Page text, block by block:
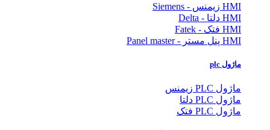
HMI زیمنس - Siemens
HMI دلتا - Delta
HMI فتک - Fatek
HMI پنل مستر - Panel master
ماژول plc
ماژول PLC زیمنس
ماژول PLC دلتا
ماژول PLC فتک